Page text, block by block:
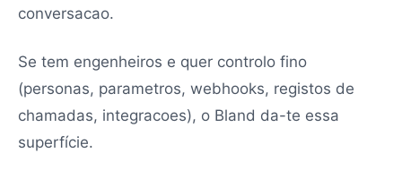
conversacao.
Se tem engenheiros e quer controlo fino
(personas, parametros, webhooks, registos de
chamadas, integracoes), o Bland da-te essa
superfície.